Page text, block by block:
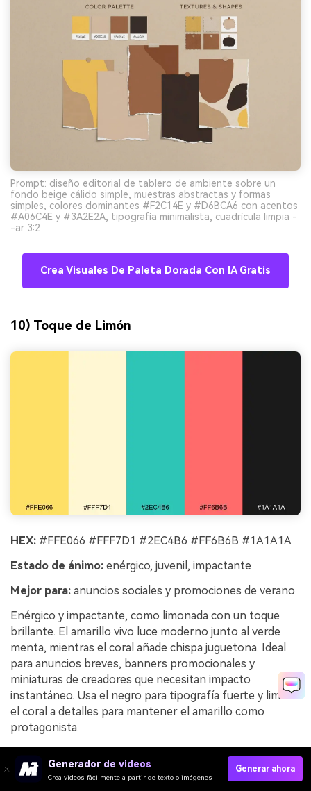
Prompt: diseño editorial de tablero de ambiente sobre un
fondo beige cálido simple, muestras abstractas y formas
simples, colores dominantes #F2C14E y #D6BCA6 con acentos
#A06C4E y #3A2E2A, tipografía minimalista, cuadrícula limpia -
-ar 3:2
Crea Visuales De Paleta Dorada Con IA Gratis
10) Toque de Limón
HEX: #FFE066 #FFF7D1 #2EC4B6 #FF6B6B #1A1A1A
Estado de ánimo: enérgico, juvenil, impactante
Mejor para: anuncios sociales y promociones de verano
Enérgico y impactante, como limonada con un toque
brillante. El amarillo vivo luce moderno junto al verde
menta, mientras el coral añade chispa juguetona. Ideal
para anuncios breves, banners promocionales y
miniaturas de creadores que necesitan impacto
instantáneo. Usa el negro para tipografía fuerte y limita
el coral a detalles para mantener el amarillo como
protagonista.
utilizando media.io
Generador de videos
Crea videos fácilmente a partir de texto o imágenes
Generar ahora